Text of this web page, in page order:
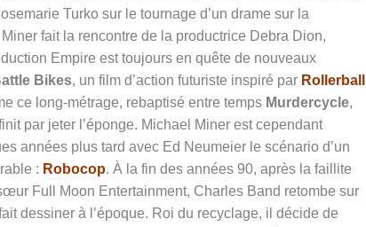
Turko sur le tournage d’un drame sur la
fait la rencontre de la productrice Debra Dion,
Empire est toujours en quête de nouveaux
Bikes, un film d’action futuriste inspiré par Rollerball
ce long-métrage, rebaptisé entre temps Murdercycle,
par jeter l’éponge. Michael Miner est cependant
années plus tard avec Ed Neumeier le scénario d’un
: Robocop. À la fin des années 90, après la faillite
Full Moon Entertainment, Charles Band retombe sur
dessiner à l’époque. Roi du recyclage, il décide de